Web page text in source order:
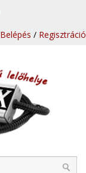
Belépés / Regisztráció